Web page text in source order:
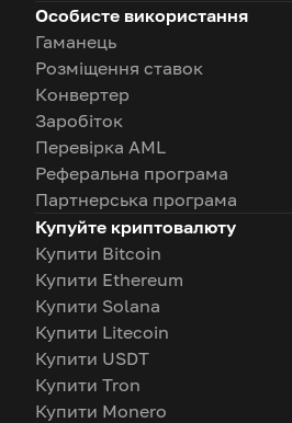
Особисте використання
Гаманець
Розміщення ставок
Конвертер
Заробіток
Перевірка AML
Реферальна програма
Партнерська програма
Купуйте криптовалюту
Купити Bitcoin
Купити Ethereum
Купити Solana
Купити Litecoin
Купити USDT
Купити Tron
Купити Monero